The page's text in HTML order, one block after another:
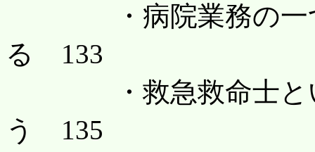
・病院業務の一つ
る 133
・救急救命士とい
う 135